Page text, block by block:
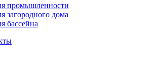
промышленности
загородного дома
бассейна